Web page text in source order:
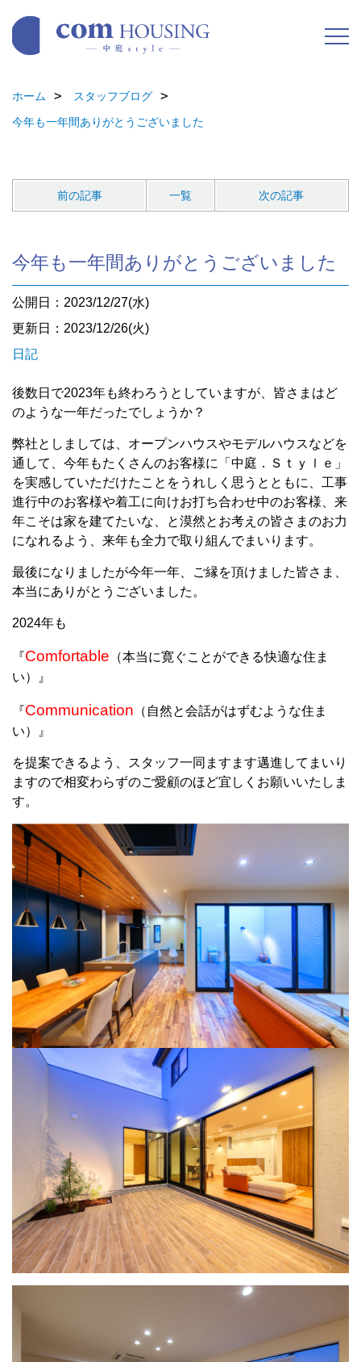
ホーム
スタッフブログ
今年も一年間ありがとうございました
前の記事 一覧 次の記事
今年も一年間ありがとうございました
公開日：2023/12/27(水)
更新日：2023/12/26(火)
日記
後数日で2023年も終わろうとしていますが、皆さまはど
のような一年だったでしょうか？
弊社としましては、オープンハウスやモデルハウスなどを
通して、今年もたくさんのお客様に「中庭．Ｓｔｙｌｅ」
を実感していただけたことをうれしく思うとともに、工事
進行中のお客様や着工に向けお打ち合わせ中のお客様、来
年こそは家を建てたいな、と漠然とお考えの皆さまのお力
になれるよう、来年も全力で取り組んでまいります。
最後になりましたが今年一年、ご縁を頂けました皆さま、
本当にありがとうございました。
2024年も
『Comfortable （本当に寛ぐことができる快適な住ま
い）』
『Communication （自然と会話がはずむような住ま
い）』
を提案できるよう、スタッフ一同ますます邁進してまいり
ますので相変わらずのご愛顧のほど宜しくお願いいたしま
す。